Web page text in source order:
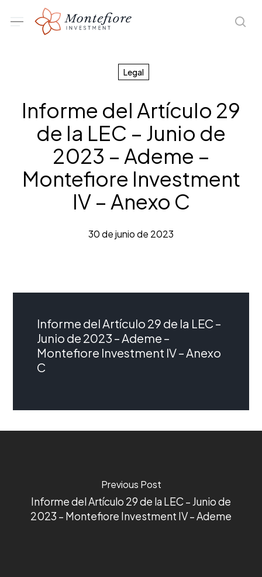
Menu
Legal
Informe del Artículo 29
de la LEC – Junio de
2023 – Ademe –
Montefiore Investment
IV – Anexo C
30 de junio de 2023
Informe del Artículo 29 de la LEC –
Junio de 2023 – Ademe –
Montefiore Investment IV – Anexo
C
Previous Post
Informe del Artículo 29 de la LEC – Junio de
2023 – Montefiore Investment IV – Ademe